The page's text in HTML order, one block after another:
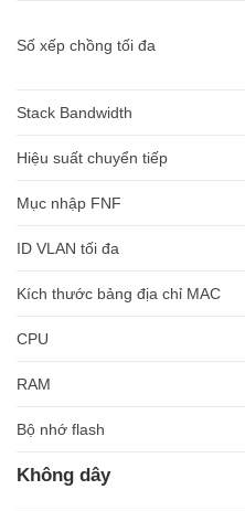
Số xếp chồng tối đa
Stack Bandwidth
Hiệu suất chuyển tiếp
Mục nhập FNF
ID VLAN tối đa
Kích thước bảng địa chỉ MAC
CPU
RAM
Bộ nhớ flash
Không dây